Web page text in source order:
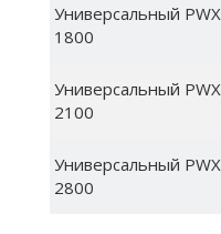
Универсальный PWX
1800
Универсальный PWX
2100
Универсальный PWX
2800